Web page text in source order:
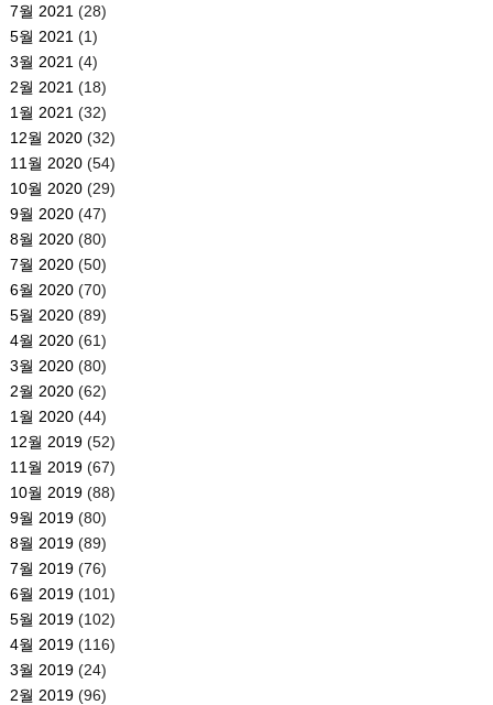
7월 2021 (28)
5월 2021 (1)
3월 2021 (4)
2월 2021 (18)
1월 2021 (32)
12월 2020(32)
11월 2020(54)
10월 2020(29)
9월 2020(47)
8월 2020(80)
7월 2020(50)
6월 2020(70)
5월 2020(89)
4월 2020(61)
3월 2020(80)
2월 2020(62)
1월 2020(44)
12월 2019(52)
11월 2019(67)
10월 2019(88)
9월 2019(80)
8월 2019(89)
7월 2019(76)
6월 2019(101)
5월 2019(102)
4월 2019(116)
3월 2019(24)
2월 2019(96)